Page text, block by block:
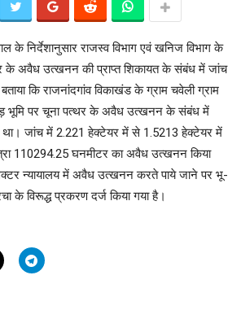
निर्देशानुसार राजस्व विभाग एवं खनिज विभाग के
के अवैध उत्खनन की प्राप्त शिकायत के संबंध में जांच
कि राजनांदगांव विकाखंड के ग्राम चवेली ग्राम
भूमि पर चूना पत्थर के अवैध उत्खनन के संबंध में
था। जांच में 2.221 हेक्टेयर में से 1.5213 हेक्टेयर में
110294.25 घनमीटर का अवैध उत्खनन किया
न्यायालय में अवैध उत्खनन करते पाये जाने पर भू-
के विरूद्ध प्रकरण दर्ज किया गया है।